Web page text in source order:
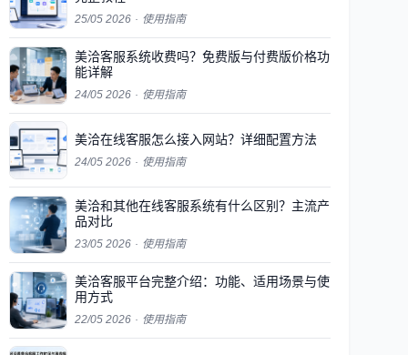
25/05 2026 · 使用指南
美洽客服系统收费吗？免费版与付费版价格功
能详解
24/05 2026 · 使用指南
美洽在线客服怎么接入网站？详细配置方法
24/05 2026 · 使用指南
美洽和其他在线客服系统有什么区别？主流产
品对比
23/05 2026 · 使用指南
美洽客服平台完整介绍：功能、适用场景与使
用方式
22/05 2026 · 使用指南